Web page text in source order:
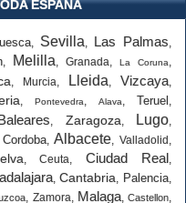
ESPAÑA
, Sevilla, Las Palmas,
, Melilla, Granada, La Coruna,
, Murcia, Lleida, Vizcaya,
, Pontevedra, Alava, Teruel ,
, Zaragoza, Lugo,
Cordoba,Albacete,Valladolid ,
, Ceuta, Ciudad Real,
,Cantabria, Palencia,
, Zamora, Malaga,Castellon,